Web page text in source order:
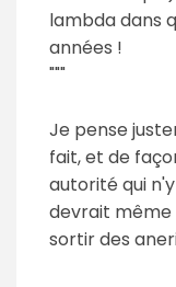
lambda dans
années !
"""
Je pense
fait, et de
autorité qui
devrait même
sortir des